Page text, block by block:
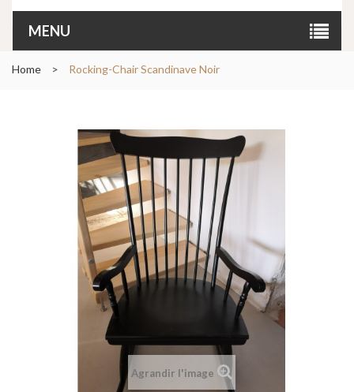
MENU
Home > Rocking-Chair Scandinave Noir
Agrandir l'image